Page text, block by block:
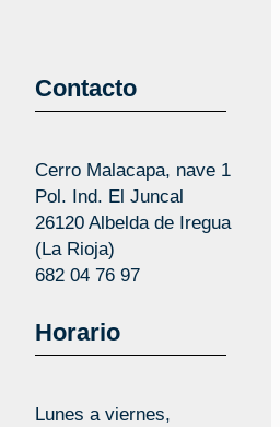
Contacto
Cerro Malacapa, nave 1
Pol. Ind. El Juncal
26120 Albelda de Iregua
(La Rioja)
682 04 76 97
Horario
Lunes a viernes,